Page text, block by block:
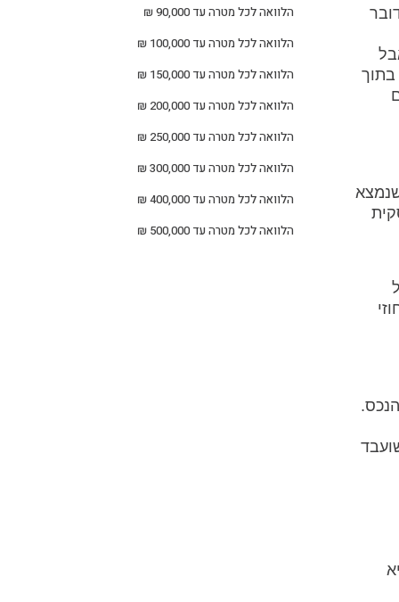
בתוך
הלוואה לכל מטרה עד 90,000 ₪
הלוואה לכל מטרה עד 100,000 ₪
הלוואה לכל מטרה עד 150,000 ₪
הלוואה לכל מטרה עד 200,000 ₪
הלוואה לכל מטרה עד 250,000 ₪
הלוואה לכל מטרה עד 300,000 ₪
הלוואה לכל מטרה עד 400,000 ₪
הלוואה לכל מטרה עד 500,000 ₪